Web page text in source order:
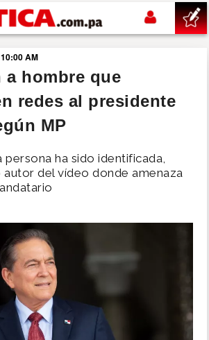
principal
AM
hombre que
redes al presidente
MP
persona ha sido identificada,
del vídeo donde amenaza